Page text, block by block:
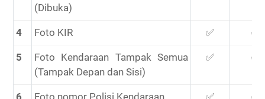
(Dibuka)
4 Foto KIR ✅ ✅
5
Foto Kendaraan Tampak Semua
(Tampak Depan dan Sisi)
✅ ✅